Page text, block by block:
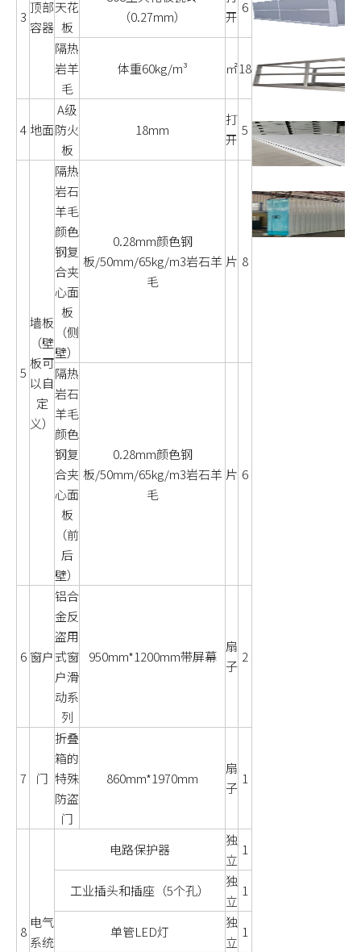
3
顶部
容器
天花
板
（0.27mm）
开
6
隔热
岩羊
毛
体重60kg/m³ ㎡18
4 地面
A级
防火
板
18mm
打
开
5
5
墙板
（壁
板可
以自
定
义）
隔热
岩石
羊毛
颜色
钢复
合夹
心面
板
（侧
壁）
0.28mm颜色钢
板/50mm/65kg/m3岩石羊
毛
片 8
隔热
岩石
羊毛
颜色
钢复
合夹
心面
板
（前
后
壁）
0.28mm颜色钢
板/50mm/65kg/m3岩石羊
毛
片 6
6 窗户
铝合
金反
盗用
式窗
户滑
动系
列
950mm*1200mm带屏幕
扇
子
2
7 门
折叠
箱的
特殊
防盗
门
860mm*1970mm
扇
子
1
8
电气
系统
电路保护器
独
立
1
工业插头和插座（5个孔）
独
立
1
单管LED灯
独
立
1